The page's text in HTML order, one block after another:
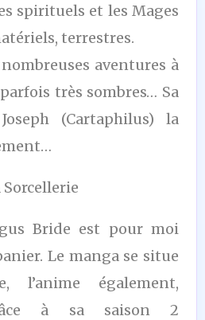
spirituels et les Mages
terrestres.
aventures à
très sombres… Sa
(Cartaphilus) la
Sorcellerie
Bride est pour moi
Le manga se situe
l’anime également,
à sa saison 2